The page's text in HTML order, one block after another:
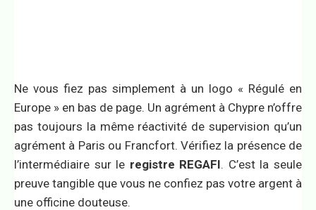
Ne vous fiez pas simplement à un logo « Régulé en
Europe » en bas de page. Un agrément à Chypre n’offre
pas toujours la même réactivité de supervision qu’un
agrément à Paris ou Francfort. Vérifiez la présence de
l’intermédiaire sur le registre REGAFI. C’est la seule
preuve tangible que vous ne confiez pas votre argent à
une officine douteuse.